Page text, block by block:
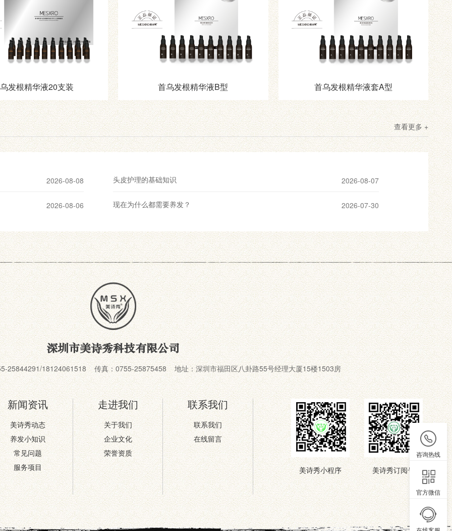
发根精华液20支装 首乌发根精华液B型 首乌发根精华液套A型
查看更多 +
2026-08-08 头皮护理的基础知识 2026-08-07
2026-08-06 现在为什么都需要养发？ 2026-07-30
深圳市美诗秀科技有限公司
25844291/18124061518 传真：0755-25875458 地址：深圳市福田区八卦路55号经理大厦15楼1503房
新闻资讯
美诗秀动态
养发小知识
常见问题
服务项目
走进我们
关于我们
企业文化
荣誉资质
联系我们
联系我们
在线留言
美诗秀小程序 美诗秀订阅号
咨询热线
官方微信